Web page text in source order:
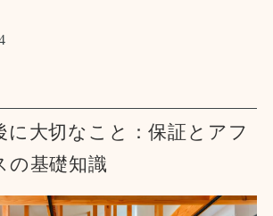
に大切なこと：保証とアフ
の基礎知識